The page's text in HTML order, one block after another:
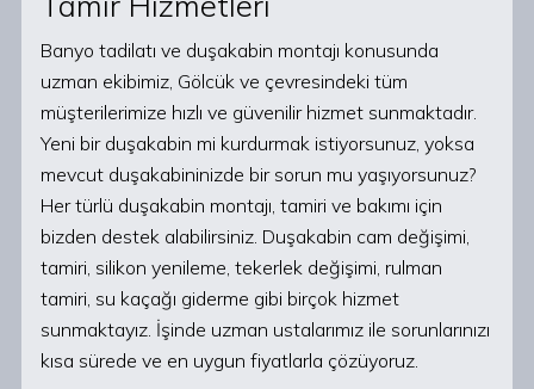
Banyo tadilatı ve duşakabin montajı konusunda
uzman ekibimiz, Gölcük ve çevresindeki tüm
müşterilerimize hızlı ve güvenilir hizmet sunmaktadır.
Yeni bir duşakabin mi kurdurmak istiyorsunuz, yoksa
mevcut duşakabininizde bir sorun mu yaşıyorsunuz?
Her türlü duşakabin montajı, tamiri ve bakımı için
bizden destek alabilirsiniz. Duşakabin cam değişimi,
tamiri, silikon yenileme, tekerlek değişimi, rulman
tamiri, su kaçağı giderme gibi birçok hizmet
sunmaktayız. İşinde uzman ustalarımız ile sorunlarınızı
kısa sürede ve en uygun fiyatlarla çözüyoruz.